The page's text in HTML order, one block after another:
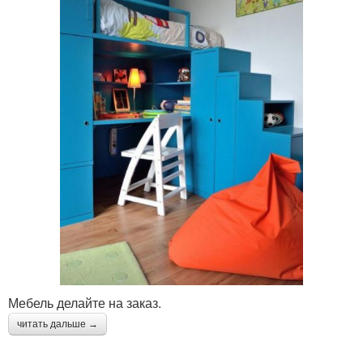
Мебель делайте на заказ.
читать дальше →